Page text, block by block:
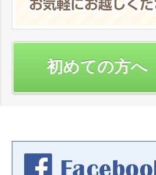
初めての方へ